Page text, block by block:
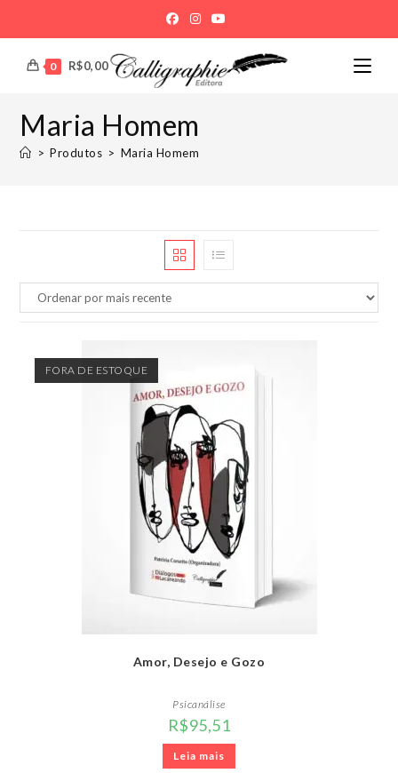
conteúdo
0 R$0,00
Maria Homem
> Produtos > Maria Homem
FORA DE ESTOQUE
Amor, Desejo e Gozo
Psicanálise
R$95,51
Leia mais